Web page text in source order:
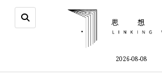
2026-08-08